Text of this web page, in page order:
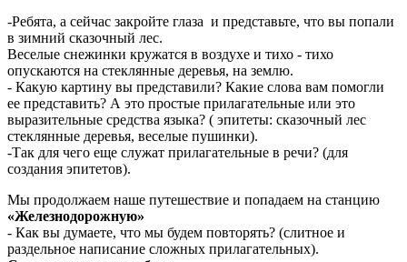
-Ребята, а сейчас закройте глаза и представьте, что вы попали
в зимний сказочный лес.
Веселые снежинки кружатся в воздухе и тихо - тихо
опускаются на стеклянные деревья, на землю.
- Какую картину вы представили? Какие слова вам помогли
ее представить? А это простые прилагательные или это
выразительные средства языка? ( эпитеты: сказочный лес
стеклянные деревья, веселые пушинки).
-Так для чего еще служат прилагательные в речи? (для
создания эпитетов).
Мы продолжаем наше путешествие и попадаем на станцию
«Железнодорожную»
- Как вы думаете, что мы будем повторять? (слитное и
раздельное написание сложных прилагательных).